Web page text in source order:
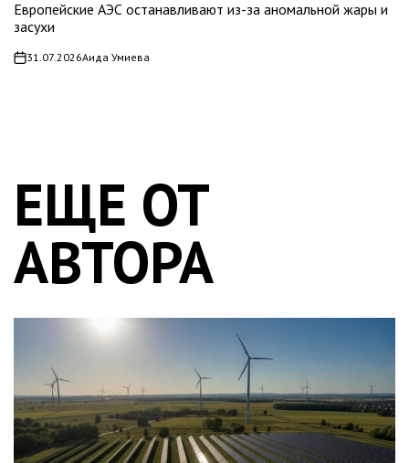
Европейские АЭС останавливают из-за аномальной жары и
засухи
on31.07.2026Аида Умиева
ЕЩЕ ОТ
АВТОРА